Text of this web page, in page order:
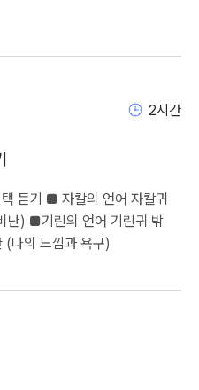
2시간
듣기 ■ 자칼의 언어 자칼귀
난) ■기린의 언어 기린귀 밖